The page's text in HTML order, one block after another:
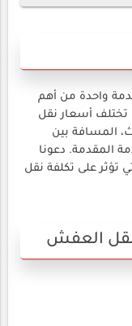
واحدة من أهم
أسعار نقل
المسافة بين
المقدمة. دعونا
تؤثر على تكلفة نقل
نقل العفش